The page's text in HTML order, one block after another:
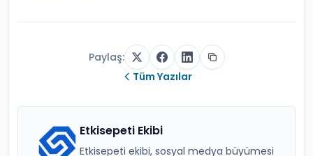
socialinsider.io(2026-01-16) —
Instagram’daki beğeniler önceki değerlere
socialinsider.io(2026-01-16) — Gönderi
başına ortalama yorum sayısı TikTok’ta